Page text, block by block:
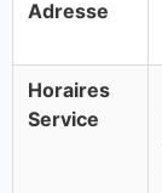
Adresse
Horaires
Service